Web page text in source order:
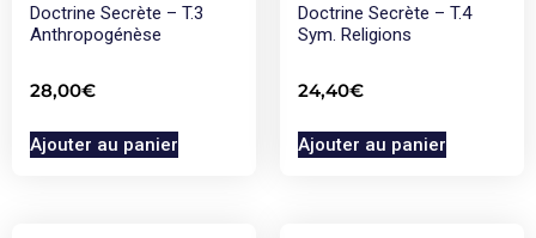
Doctrine Secrète – T.3
Anthropogénèse
28,00€
Ajouter au panier
Doctrine Secrète – T.4
Sym. Religions
24,40€
Ajouter au panier